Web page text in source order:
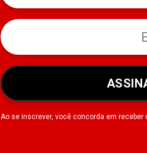
Ao se inscrever, você concorda em